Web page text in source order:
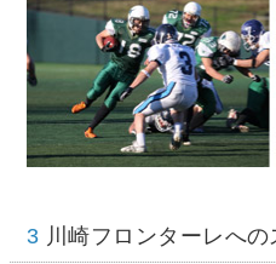
3 川崎フロンターレへ